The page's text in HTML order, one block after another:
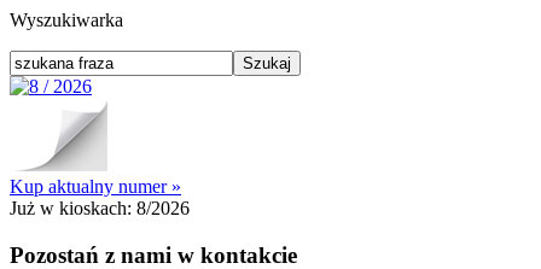
Wyszukiwarka
Kup aktualny numer »
Już w kioskach: 8/2026
Pozostań z nami w kontakcie